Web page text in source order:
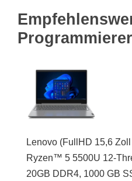
Programmierer
Lenovo (FullHD 15,6
Ryzen™ 5 5500U 12-
20GB DDR4, 1000 GB